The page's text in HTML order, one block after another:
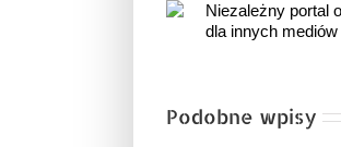
Niezależny portal
dla innych
Podobne wpisy